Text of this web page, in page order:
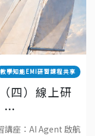
教學知能EMI研習課程共享
四）線上研
片生成
講座：AI Agent 啟航